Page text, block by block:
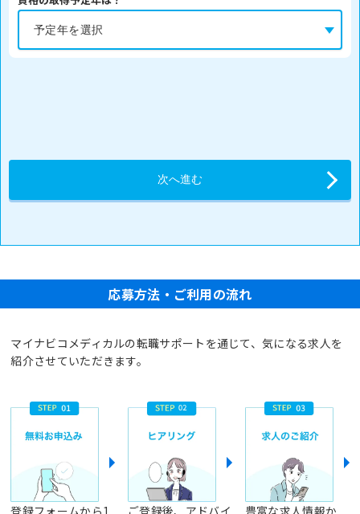
応募方法・ご利用の流れ
マイナビコメディカルの転職サポートを通じて、気になる求人を
紹介させていただきます。